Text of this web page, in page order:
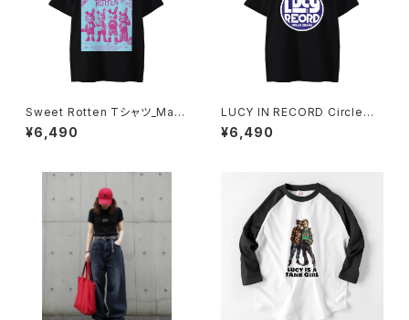
Sweet Rotten Tシャツ_May
be Blue 1014-230221334
¥6,490
LUCY IN RECORD Circleロ
ゴ Tシャツ_Blueblood 1014-
230221291
¥6,490